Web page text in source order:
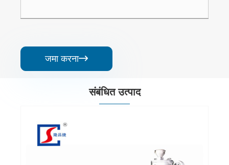
जमा करना
संबंधित उत्पाद
एमपीपी केबल प्रोटेक्शन स्लीव पाइप उत्पादन लाइन